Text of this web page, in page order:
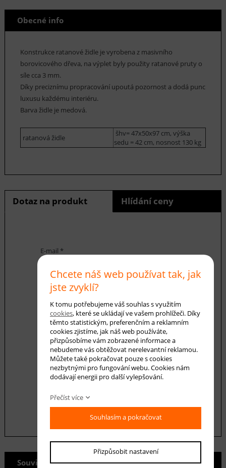
Obecné info
Konstrukce ratanové židle je vyrobena z masivního
borovicového dřeva, na výplet byly použity ratanové pruty o
síle cca 3 mm.
Díky preciznímu propracování upoutá pozornost a dodá punc
luxusu každému interiéru.
Barva židle je medová.
ratanová židle
šhv= 47x50x97 cm, výška
sedu = 42 cm, nosnost 130 kg
Dotaz na produkt Hlídání ceny
E-mail *
Váš dotaz
Souhlasím se zásadami ochranyosobních
údajů
Související produkty
Chcete náš web používat tak, jak
jste zvyklí?
K tomu potřebujeme váš souhlas s využitím
cookies, které se ukládají ve vašem prohlížeči. Díky
těmto statistickým, preferenčním a reklamním
cookies zjistíme, jak náš web používáte,
přizpůsobíme vám zobrazené informace a
nebudeme vás obtěžovat nerelevantní reklamou.
Můžete také pokračovat pouze s cookies
nezbytnými pro fungování webu. Cookies nám
dodávají energii pro další vylepšování.
Přečíst více
Souhlasím a pokračovat
Přizpůsobit nastavení